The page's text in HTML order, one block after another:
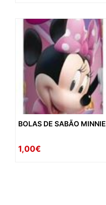
BOLAS DE SABÃO MINNIE
1,00€